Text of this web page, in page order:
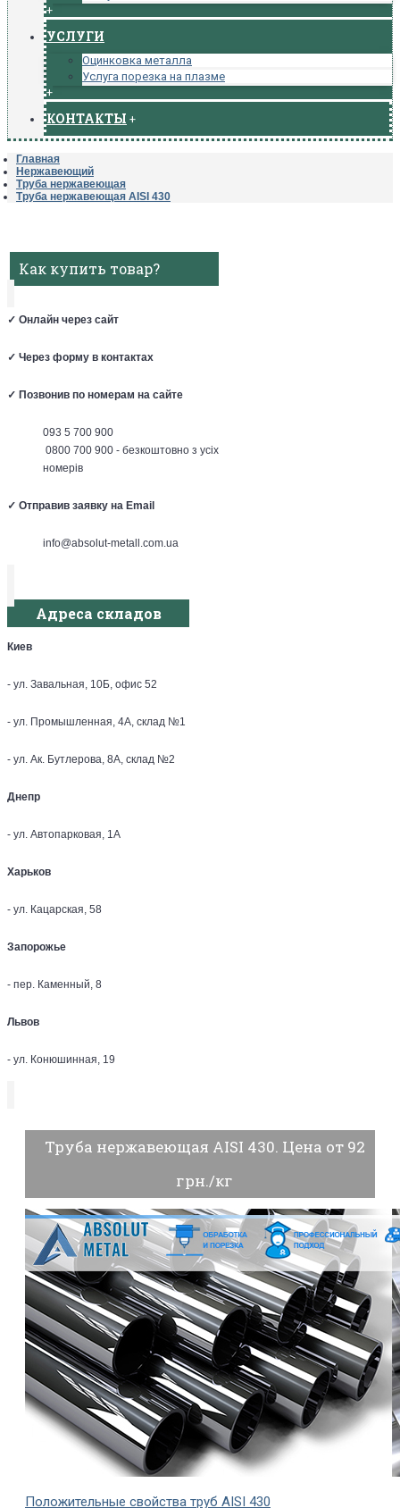
+
УСЛУГИ
Оцинковка металла
Услуга порезка на плазме
+
КОНТАКТЫ +
Главная
Нержавеющий
Труба нержавеющая
Труба нержавеющая AISI 430
Как купить товар?
✓ Онлайн через сайт
✓ Через форму в контактах
✓ Позвонив по номерам на сайте
093 5 700 900
0800 700 900 - безкоштовно з усіх
номерів
✓ Отправив заявку на Email
info@absolut-metall.com.ua
Адреса складов
Киев
- ул. Завальная, 10Б, офис 52
- ул. Промышленная, 4А, склад №1
- ул. Ак. Бутлерова, 8А, склад №2
Днепр
- ул. Автопарковая, 1А
Харьков
- ул. Кацарская, 58
Запорожье
- пер. Каменный, 8
Львов
- ул. Конюшинная, 19
Труба нержавеющая AISI 430. Цена от 92
грн./кг
Положительные свойства труб AISI 430